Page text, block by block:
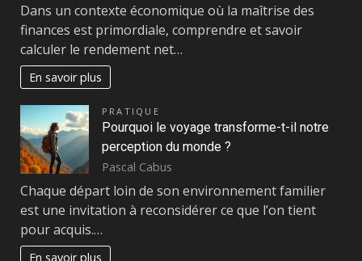
Dans un contexte économique où la maîtrise des
finances est primordiale, comprendre et savoir
calculer le rendement net…
En savoir plus
PRATIQUE
Pourquoi le voyage transforme-t-il notre
perception du monde ?
Pascal Cabus
Chaque départ loin de son environnement familier
est une invitation à reconsidérer ce que l’on tient
pour acquis.…
En savoir plus